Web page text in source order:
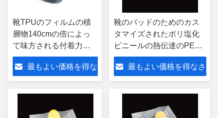
靴TPUのフィルムの積
層物140cmの倍によっ
て味方される付着力の
接着剤テープ
最もよい価格を得な
靴のパッドのためのカス
タマイズされたポリ塩化
ビニールの熱伝達のPES
のHotmelt付着力ポリウレ
タン フィルム
最もよい価格を得なさ